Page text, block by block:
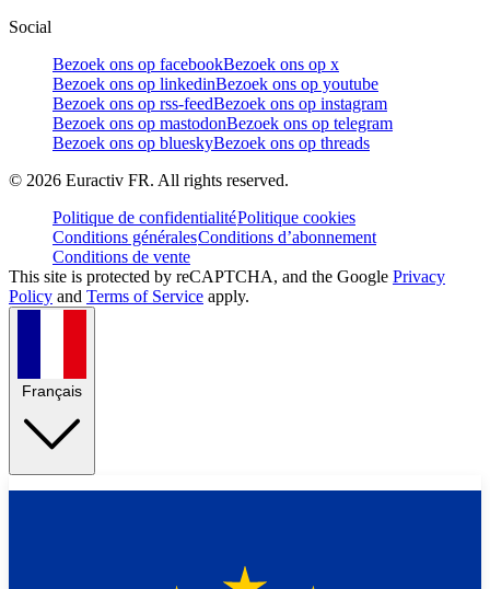
Social
Bezoek ons op facebookBezoek ons op x
Bezoek ons op linkedinBezoek ons op youtube
Bezoek ons op rss-feedBezoek ons op instagram
Bezoek ons op mastodonBezoek ons op telegram
Bezoek ons op blueskyBezoek ons op threads
© 2026 Euractiv FR. All rights reserved.
Politique de confidentialitéPolitique cookies
Conditions généralesConditions d’abonnement
Conditions de vente
This site is protected by reCAPTCHA, and the Google Privacy
Policy and Terms of Service apply.
Français